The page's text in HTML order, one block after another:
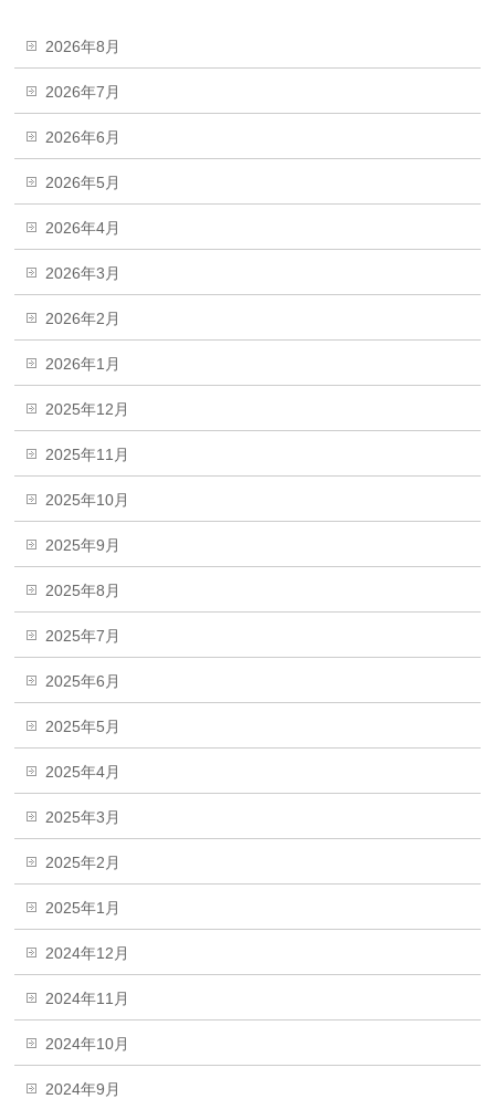
2026年8月
2026年7月
2026年6月
2026年5月
2026年4月
2026年3月
2026年2月
2026年1月
2025年12月
2025年11月
2025年10月
2025年9月
2025年8月
2025年7月
2025年6月
2025年5月
2025年4月
2025年3月
2025年2月
2025年1月
2024年12月
2024年11月
2024年10月
2024年9月